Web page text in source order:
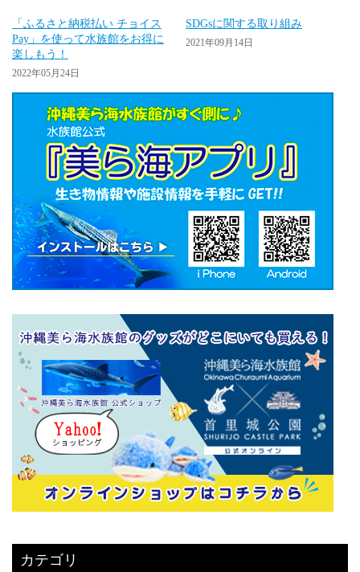
「ふるさと納税払い チョイス
Pay」を使って水族館をお得に
楽しもう！
2022年05月24日
SDGsに関する取り組み
2021年09月14日
カテゴリ